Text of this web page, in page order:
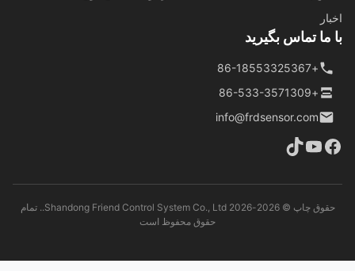
ما تماس بگیرید
info@frdsensor.com
حقوق چاپ © 2026-2026 Shandong Friend Control System Co., Ltd.. تمام
حقوق محفوظ است